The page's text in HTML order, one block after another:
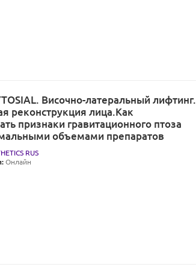
Височно-латеральный лифтинг.
реконструкция лица.Как
признаки гравитационного птоза
объемами препаратов
RUS
Онлайн